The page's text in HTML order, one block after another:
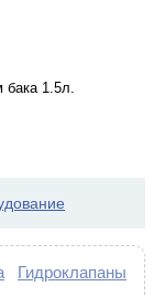
бака 1.5л.
Гидроклапаны